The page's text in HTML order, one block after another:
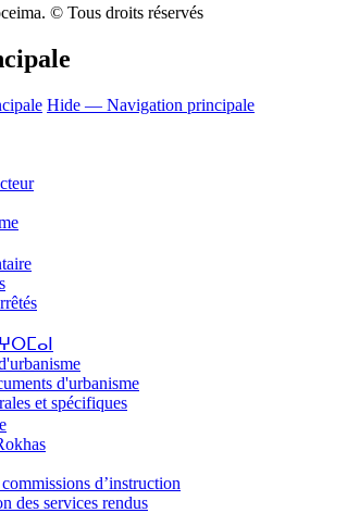
Hide — Navigation principale
d'urbanisme
et spécifiques
d’instruction
des services rendus